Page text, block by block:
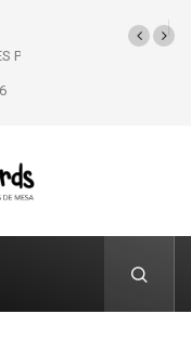
de lo retro